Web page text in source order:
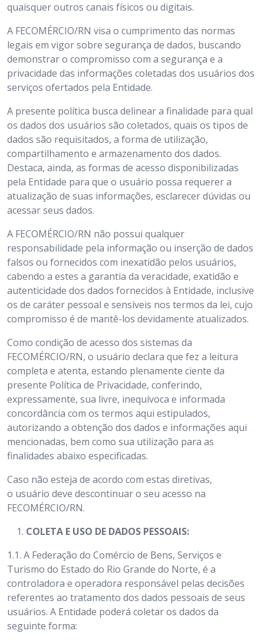
quaisquer outros canais físicos ou digitais.
A FECOMÉRCIO/RN visa o cumprimento das normas
legais em vigor sobre segurança de dados, buscando
demonstrar o compromisso com a segurança e a
privacidade das informações coletadas dos usuários dos
serviços ofertados pela Entidade.
A presente política busca delinear a finalidade para qual
os dados dos usuários são coletados, quais os tipos de
dados são requisitados, a forma de utilização,
compartilhamento e armazenamento dos dados.
Destaca, ainda, as formas de acesso disponibilizadas
pela Entidade para que o usuário possa requerer a
atualização de suas informações, esclarecer dúvidas ou
acessar seus dados.
A FECOMÉRCIO/RN não possui qualquer
responsabilidade pela informação ou inserção de dados
falsos ou fornecidos com inexatidão pelos usuários,
cabendo a estes a garantia da veracidade, exatidão e
autenticidade dos dados fornecidos à Entidade, inclusive
os de caráter pessoal e sensíveis nos termos da lei, cujo
compromisso é de mantê-los devidamente atualizados.
Como condição de acesso dos sistemas da
FECOMÉRCIO/RN, o usuário declara que fez a leitura
completa e atenta, estando plenamente ciente da
presente Política de Privacidade, conferindo,
expressamente, sua livre, inequívoca e informada
concordância com os termos aqui estipulados,
autorizando a obtenção dos dados e informações aqui
mencionadas, bem como sua utilização para as
finalidades abaixo especificadas.
Caso não esteja de acordo com estas diretivas,
o usuário deve descontinuar o seu acesso na
FECOMÉRCIO/RN.
COLETA E USO DE DADOS PESSOAIS:
1.1. A Federação do Comércio de Bens, Serviços e
Turismo do Estado do Rio Grande do Norte, é a
controladora e operadora responsável pelas decisões
referentes ao tratamento dos dados pessoais de seus
usuários. A Entidade poderá coletar os dados da
seguinte forma: